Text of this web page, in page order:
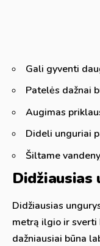
Gali gyventi
Patelės dažnai
Augimas
Dideli unguriai
Šiltame
Didžiausias
Didžiausias
metrą ilgio ir sverti
dažniausiai būna